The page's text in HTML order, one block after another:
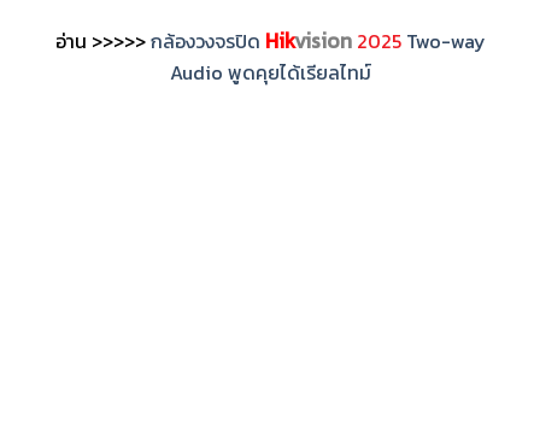
อ่าน >>>>>กล้องวงจรปิด Hikvision 2025Two-way
Audio พูดคุยได้เรียลไทม์